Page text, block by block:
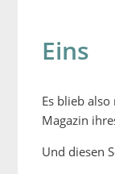
Eins
Es blieb
Magazin
Und diesen